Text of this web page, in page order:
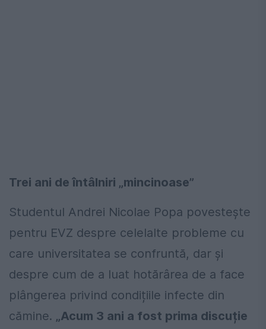
Trei ani de întâlniri „mincinoase”
Studentul Andrei Nicolae Popa povestește
pentru EVZ despre celelalte probleme cu
care universitatea se confruntă, dar și
despre cum de a luat hotărârea de a face
plângerea privind condițiile infecte din
cămine. „Acum 3 ani a fost prima discuție